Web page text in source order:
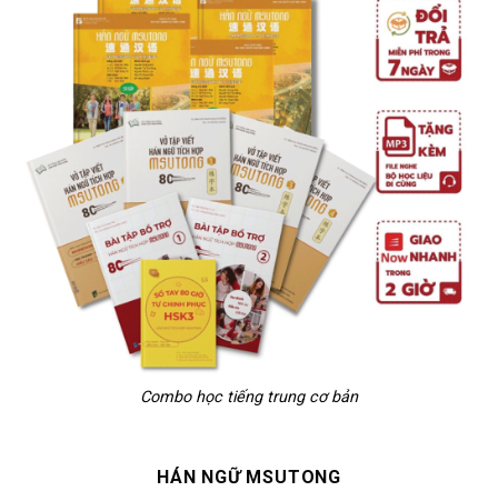
Combo học tiếng trung cơ bản
HÁN NGỮ MSUTONG